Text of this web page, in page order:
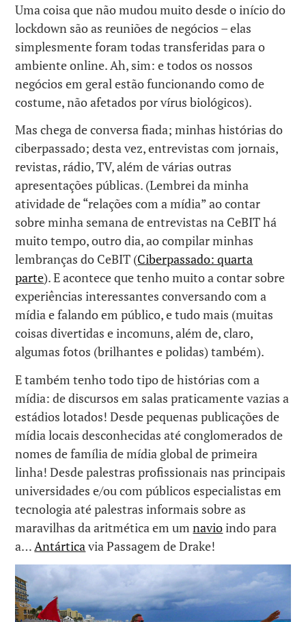
Uma coisa que não mudou muito desde o início do
lockdown são as reuniões de negócios – elas
simplesmente foram todas transferidas para o
ambiente online. Ah, sim: e todos os nossos
negócios em geral estão funcionando como de
costume, não afetados por vírus biológicos).
Mas chega de conversa fiada; minhas histórias do
ciberpassado; desta vez, entrevistas com jornais,
revistas, rádio, TV, além de várias outras
apresentações públicas. (Lembrei da minha
atividade de “relações com a mídia” ao contar
sobre minha semana de entrevistas na CeBIT há
muito tempo, outro dia, ao compilar minhas
lembranças do CeBIT (Ciberpassado: quarta
parte). E acontece que tenho muito a contar sobre
experiências interessantes conversando com a
mídia e falando em público, e tudo mais (muitas
coisas divertidas e incomuns, além de, claro,
algumas fotos (brilhantes e polidas) também).
E também tenho todo tipo de histórias com a
mídia: de discursos em salas praticamente vazias a
estádios lotados! Desde pequenas publicações de
mídia locais desconhecidas até conglomerados de
nomes de família de mídia global de primeira
linha! Desde palestras profissionais nas principais
universidades e/ou com públicos especialistas em
tecnologia até palestras informais sobre as
maravilhas da aritmética em umnavioindo para
a… Antártica via Passagem de Drake!